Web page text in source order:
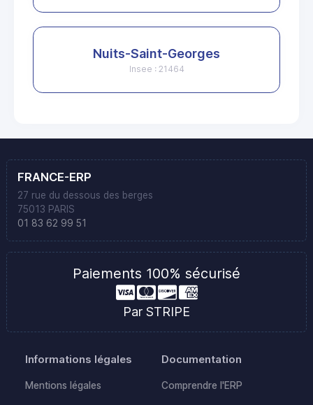
Nuits-Saint-Georges
Insee : 21464
FRANCE-ERP
27 rue du dessous des berges
75013 PARIS
01 83 62 99 51
Paiements 100% sécurisé
Par STRIPE
Informations légales
Mentions légales
Documentation
Comprendre l'ERP